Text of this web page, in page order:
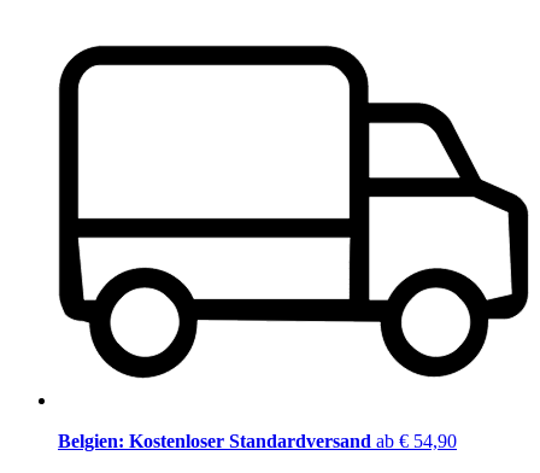
Belgien: Kostenloser Standardversand ab € 54,90